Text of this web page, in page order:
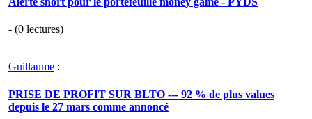
- (0 lectures)
Guillaume :
PRISE DE PROFIT SUR BLTO --- 92 % de plus values
depuis le 27 mars comme annoncé